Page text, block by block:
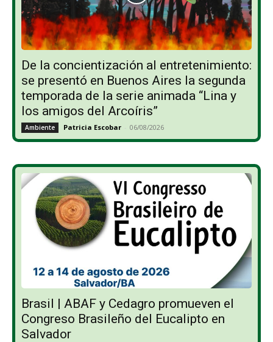
De la concientización al entretenimiento:
se presentó en Buenos Aires la segunda
temporada de la serie animada “Lina y
los amigos del Arcoíris”
Ambiente Patricia Escobar - 06/08/2026
Brasil | ABAF y Cedagro promueven el
Congreso Brasileño del Eucalipto en
Salvador